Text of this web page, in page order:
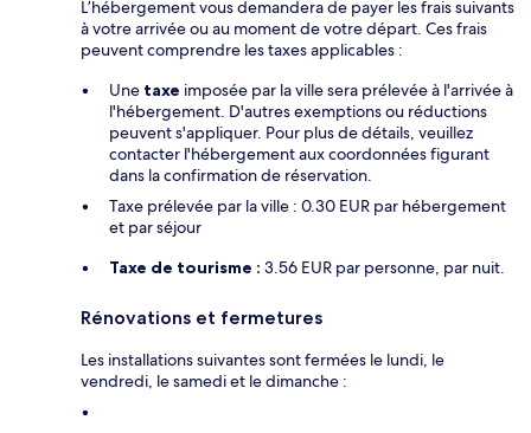
L’hébergement vous demandera de payer les frais suivants
à votre arrivée ou au moment de votre départ. Ces frais
peuvent comprendre les taxes applicables :
Une taxe imposée par la ville sera prélevée à l'arrivée à
l'hébergement. D'autres exemptions ou réductions
peuvent s'appliquer. Pour plus de détails, veuillez
contacter l'hébergement aux coordonnées figurant
dans la confirmation de réservation.
Taxe prélevée par la ville : 0.30 EUR par hébergement
et par séjour
Taxe de tourisme : 3.56 EUR par personne, par nuit.
Rénovations et fermetures
Les installations suivantes sont fermées le lundi, le
vendredi, le samedi et le dimanche :